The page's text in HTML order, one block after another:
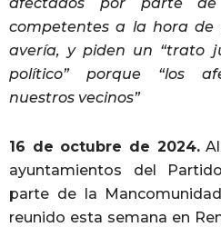
competentes a la hora de
avería, y piden un “trato
político” porque “los
nuestros vecinos”
16 de octubre de 2024.
ayuntamientos del
parte de la
reunido esta semana en